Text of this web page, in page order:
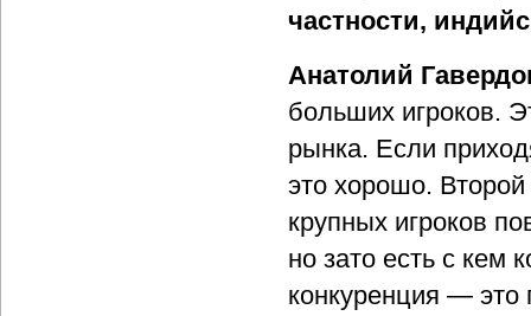
частности,
Анатолий
больших игроков.
рынка. Если
это хорошо.
крупных игроков
но зато есть с кем
конкуренция — это